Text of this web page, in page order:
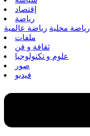
إقتصاد
رياضة
رياضة محلية رياضة عالمية
ملفات
ثقافة و فن
علوم و تكنولوجيا
صور
فيديو